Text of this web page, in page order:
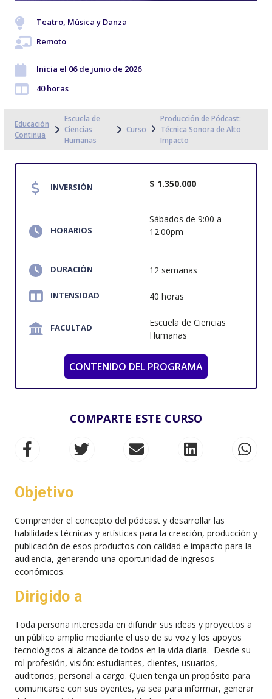
Teatro, Música y Danza
Remoto
Inicia el 06 de junio de 2026
40 horas
Educación
Continua
Escuela de
Ciencias
Humanas
Curso
Producción de Pódcast:
Técnica Sonora de Alto
Impacto
INVERSIÓN $ 1.350.000
HORARIOS
Sábados de 9:00 a
12:00pm
DURACIÓN 12 semanas
INTENSIDAD 40 horas
FACULTAD
Escuela de Ciencias
Humanas
CONTENIDO DEL PROGRAMA
COMPARTE ESTE CURSO
Objetivo
Comprender el concepto del pódcast y desarrollar las
habilidades técnicas y artísticas para la creación, producción y
publicación de esos productos con calidad e impacto para la
audiencia, generando una oportunidad de ingresos
económicos.
Dirigido a
Toda persona interesada en difundir sus ideas y proyectos a
un público amplio mediante el uso de su voz y los apoyos
tecnológicos al alcance de todos en la vida diaria. Desde su
rol profesión, visión: estudiantes, clientes, usuarios,
auditorios, personal a cargo. Quien tenga un propósito para
comunicarse con sus oyentes, ya sea para informar, generar